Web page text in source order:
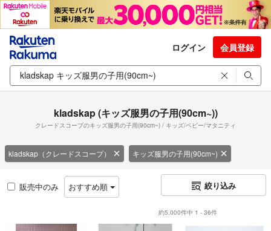
ログイン 会員登録
kladskap (キッズ服男の子用(90cm~))
クレードスコープのキッズ服男の子用(90cm~) / キッズ/ベビー/マタニティ
kladskap（クレードスコープ） キッズ服男の子用(90cm~)
販売中のみ おすすめ順 絞り込み
約5,000件中 1 - 36件